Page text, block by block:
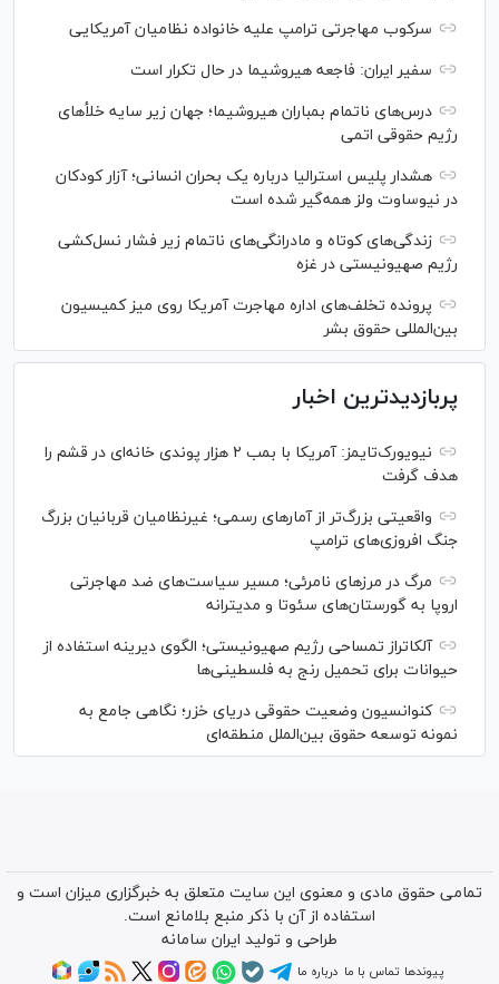
سرکوب مهاجرتی ترامپ علیه خانواده نظامیان آمریکایی
سفیر ایران: فاجعه هیروشیما در حال تکرار است
درس‌های ناتمام بمباران هیروشیما؛ جهان زیر سایه خلأ‌های
رژیم حقوقی اتمی
هشدار پلیس استرالیا درباره یک بحران انسانی؛ آزار کودکان
در نیوساوت ولز همه‌گیر شده است
زندگی‌های کوتاه و مادرانگی‌های ناتمام زیر فشار نسل‌کشی
رژیم صهیونیستی در غزه
پرونده تخلف‌های اداره مهاجرت آمریکا روی میز کمیسیون
بین‌المللی حقوق بشر
پربازدیدترین اخبار
نیویورک‌تایمز: آمریکا با بمب ۲ هزار پوندی خانه‌ای در قشم را
هدف گرفت
واقعیتی بزرگ‌تر از آمار‌های رسمی؛ غیرنظامیان قربانیان بزرگ
جنگ افروزی‌های ترامپ
مرگ در مرز‌های نامرئی؛ مسیر سیاست‌های ضد مهاجرتی
اروپا به گورستان‌های سئوتا و مدیترانه
آلکاتراز تمساحی رژیم صهیونیستی؛ الگوی دیرینه استفاده از
حیوانات برای تحمیل رنج به فلسطینی‌ها
کنوانسیون وضعیت حقوقی دریای خزر؛ نگاهی جامع به
نمونه توسعه حقوق بین‌الملل منطقه‌ای
تمامی حقوق مادی و معنوی این سایت متعلق به خبرگزاری میزان است و
استفاده از آن با ذکر منبع بلامانع است.
طراحی و تولید ایران سامانه
پیوندها تماس با ما درباره ما